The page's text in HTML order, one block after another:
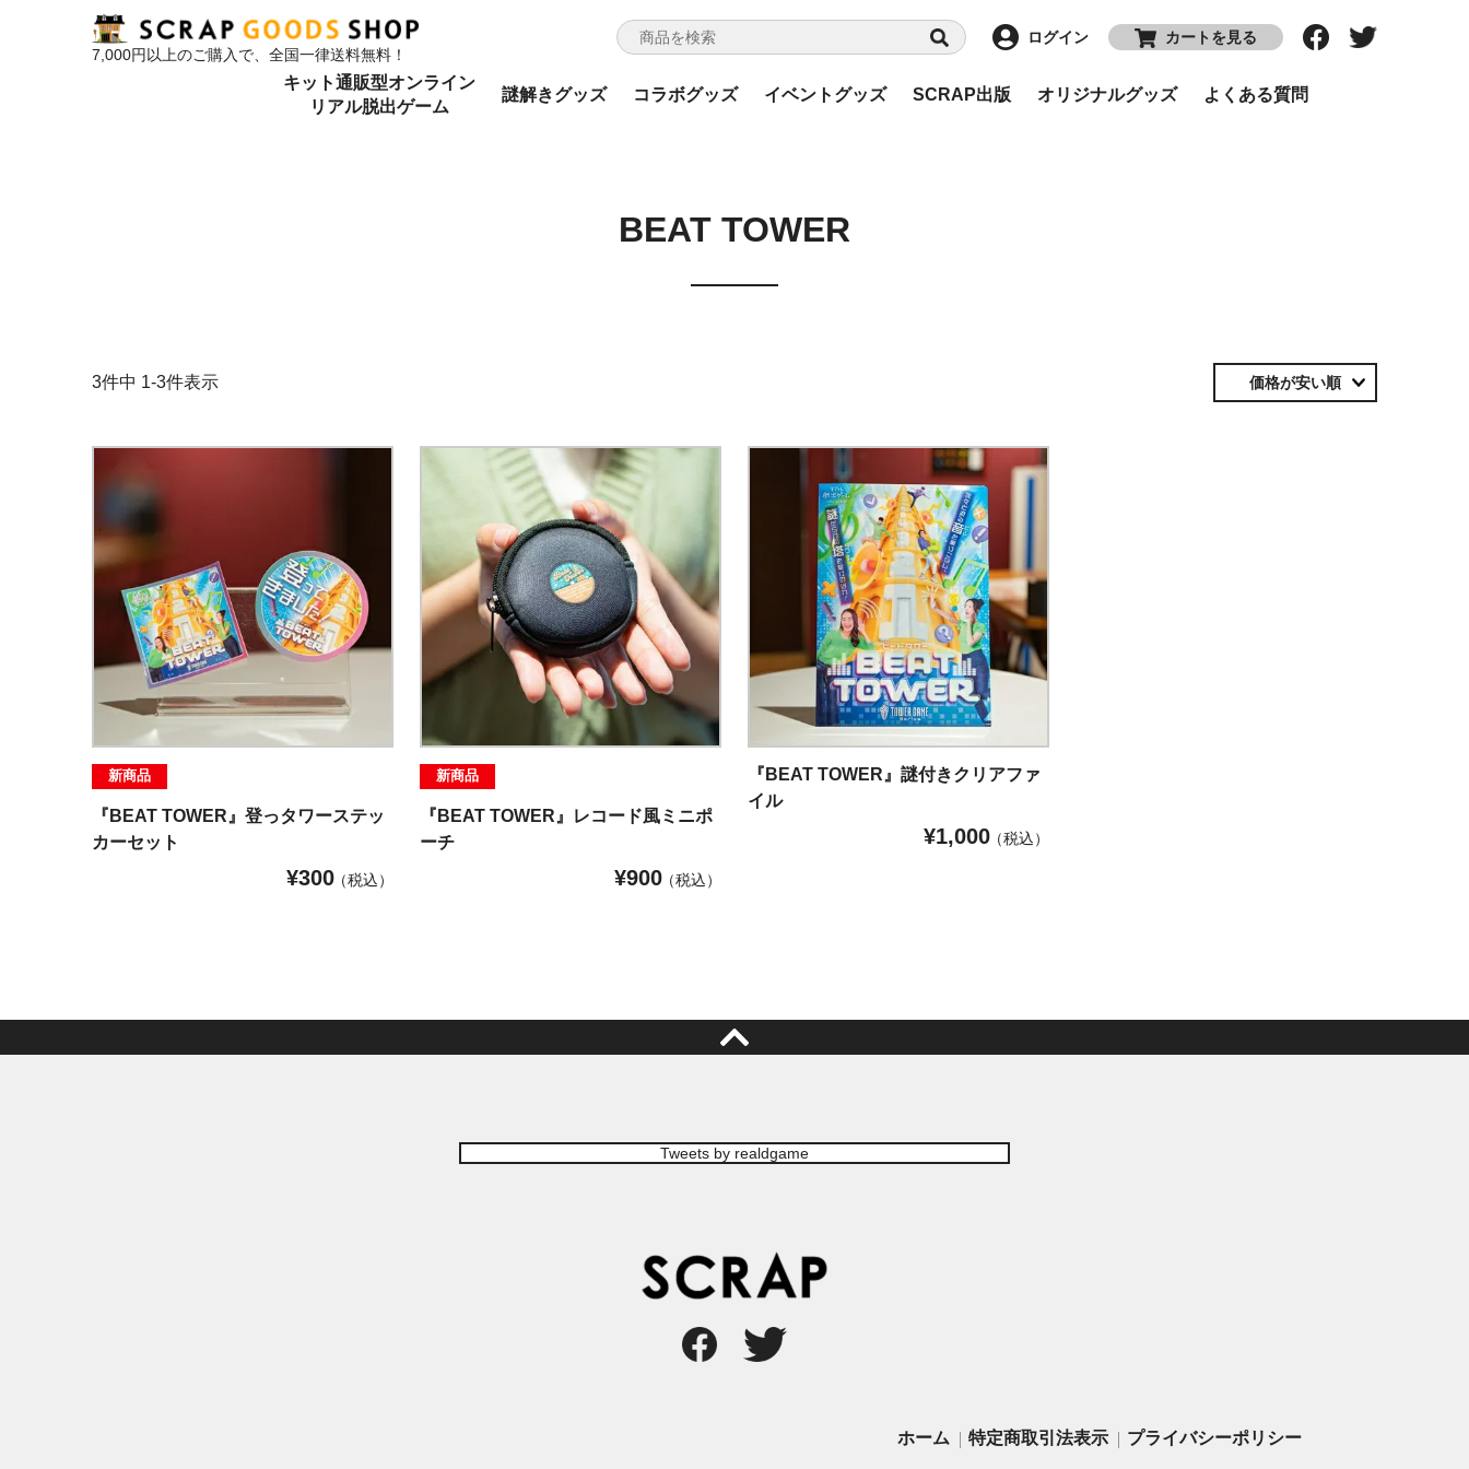
7,000円以上のご購入で、全国一律送料無料！
ログイン カートを見る
キット通販型オンライン
リアル脱出ゲーム
謎解きグッズ コラボグッズ イベントグッズ SCRAP出版 オリジナルグッズ よくある質問
BEAT TOWER
価格が安い順
3件中 1-3件表示
新商品
『BEAT TOWER』登っタワーステッ
カーセット
¥300 税込
新商品
『BEAT TOWER』レコード風ミニポ
ーチ
¥900 税込
『BEAT TOWER』謎付きクリアファ
イル
¥1,000 税込
Tweets by realdgame
ホーム 特定商取引法表示 プライバシーポリシー